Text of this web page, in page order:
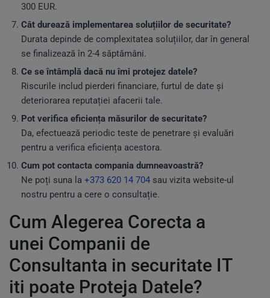
300 EUR.
Cât durează implementarea soluțiilor de securitate?
Durata depinde de complexitatea soluțiilor, dar în general
se finalizează în 2-4 săptămâni.
Ce se întâmplă dacă nu îmi protejez datele?
Riscurile includ pierderi financiare, furtul de date și
deteriorarea reputației afacerii tale.
Pot verifica eficiența măsurilor de securitate?
Da, efectuează periodic teste de penetrare și evaluări
pentru a verifica eficiența acestora.
Cum pot contacta compania dumneavoastră?
Ne poți suna la +373 620 14 704 sau vizita website-ul
nostru pentru a cere o consultație.
Cum Alegerea Corecta a
unei Companii de
Consultanta in securitate IT
iti poate Proteja Datele?